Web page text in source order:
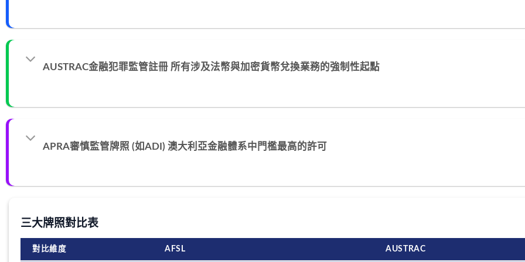
AUSTRAC金融犯罪監管註冊 所有涉及法幣與加密貨幣兌換業務的強制性起點
APRA審慎監管牌照 (如ADI) 澳大利亞金融體系中門檻最高的許可
三大牌照對比表
對比維度 AFSL AUSTRAC